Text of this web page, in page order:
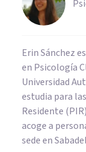
Erin Sánchez
en Psicología
Universidad
estudia para
Residente
acoge a
sede en